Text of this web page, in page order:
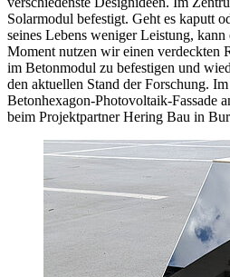
Solarmodul befestigt. Geht es kaputt
seines Lebens weniger Leistung, kann
Moment nutzen wir einen verdeckten
im Betonmodul zu befestigen und
den aktuellen Stand der Forschung.
Be­tonhexagon-Photovoltaik-Fassade
beim Pro­jektpartner Hering Bau in